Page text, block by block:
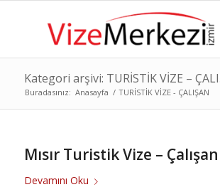
Kategori arşivi: TURİSTİK VİZE –
Buradasınız: Anasayfa / TURİSTİK VİZE - ÇALIŞAN
Mısır Turistik Vize – Çalışan
Devamını Oku